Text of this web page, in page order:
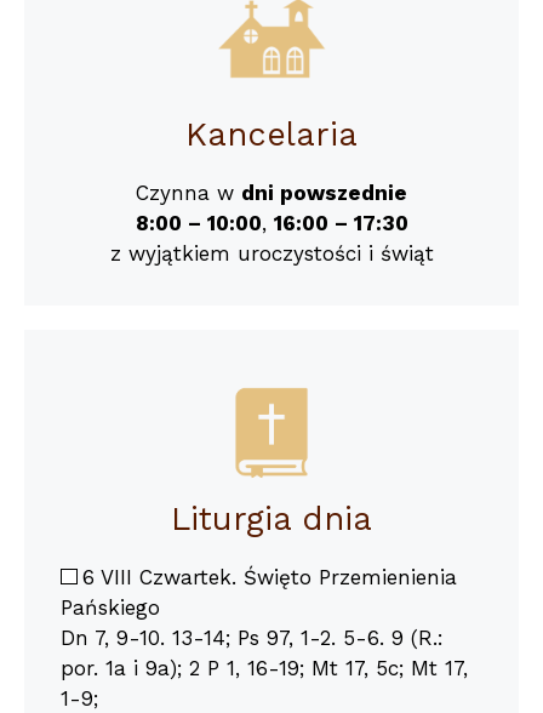
Kancelaria
Czynna w dni powszednie
8:00 – 10:00, 16:00 – 17:30
z wyjątkiem uroczystości i świąt
Liturgia dnia
6 VIII Czwartek. Święto Przemienienia
Pańskiego
Dn 7, 9-10. 13-14; Ps 97, 1-2. 5-6. 9 (R.:
por. 1a i 9a); 2 P 1, 16-19; Mt 17, 5c; Mt 17,
1-9;